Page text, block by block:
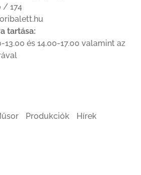
/ 174
tartása:
13.00 és 14.00-17.00 valamint az
Produkciók
Hírek